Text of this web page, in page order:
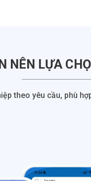
NÊN LỰA
theo yêu cầu, phù